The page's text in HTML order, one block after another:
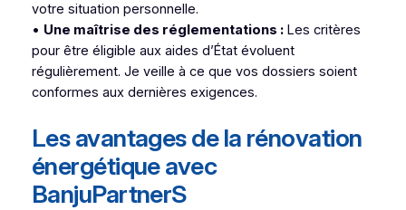
votre situation personnelle.
• Une maîtrise des réglementations :Les critères
pour être éligible aux aides d’État évoluent
régulièrement. Je veille à ce que vos dossiers soient
conformes aux dernières exigences.
Les avantages de la rénovation
énergétique avec
BanjuPartnerS